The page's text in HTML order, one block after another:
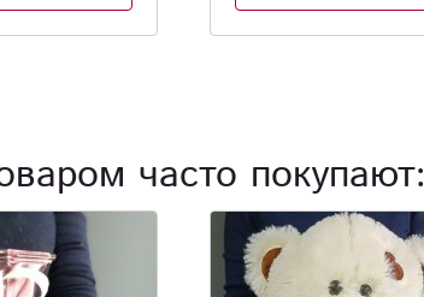
часто покупают: